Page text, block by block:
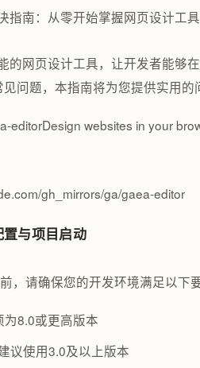
的网页设计工具，让开发者能够
问题，本指南将为您提供实用的
editorDesign websites in your
gh_mirrors/ga/gaea-editor
与项目启动
，请确保您的开发环境满足以下
为8.0或更高版本
议使用3.0及以上版本